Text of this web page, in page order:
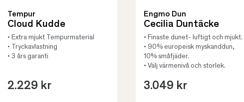
Tempur
Cloud Kudde
• Extra mjukt Tempurmaterial
• Tryckavlastning
• 3 års garanti
2.229 kr
Engmo Dun
Cecilia Duntäcke
• Finaste dunet- luftigt och mjukt.
• 90% europeisk myskanddun,
10% småfjäder.
• Välj värmenivå och storlek.
3.049 kr